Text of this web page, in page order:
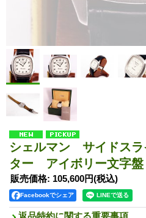
シェルマン サイドスラ
ター アイボリー文字盤
販売価格: 105,600円(税込)
Facebookでシェア
返品特約に関する重要事項